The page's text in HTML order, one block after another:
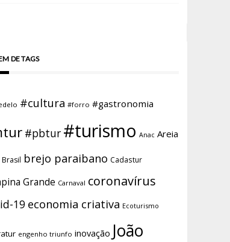
DE TAGS
#cultura #forro #gastronomia
#pbtur #turismo Anac Areia
Brasil brejo paraibano Cadastur
Grande Carnaval coronavírus
19 economia criativa Ecoturismo
engenho triunfo inovação João